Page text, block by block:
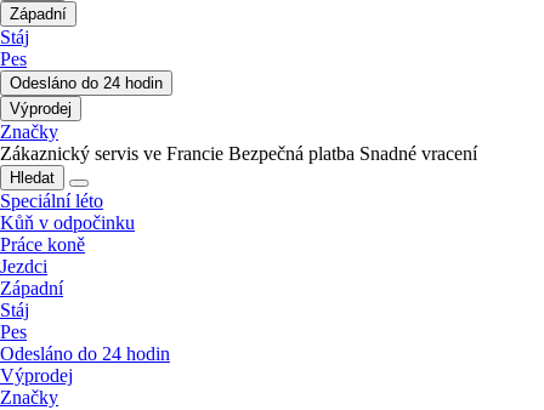
Západní
Stáj
Pes
Odesláno do 24 hodin
Výprodej
Značky
Zákaznický servis ve Francie Bezpečná platba Snadné vracení
Hledat
Speciální léto
Kůň v odpočinku
Práce koně
Jezdci
Západní
Stáj
Pes
Odesláno do 24 hodin
Výprodej
Značky